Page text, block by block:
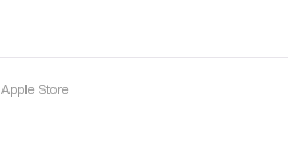
Apple Store